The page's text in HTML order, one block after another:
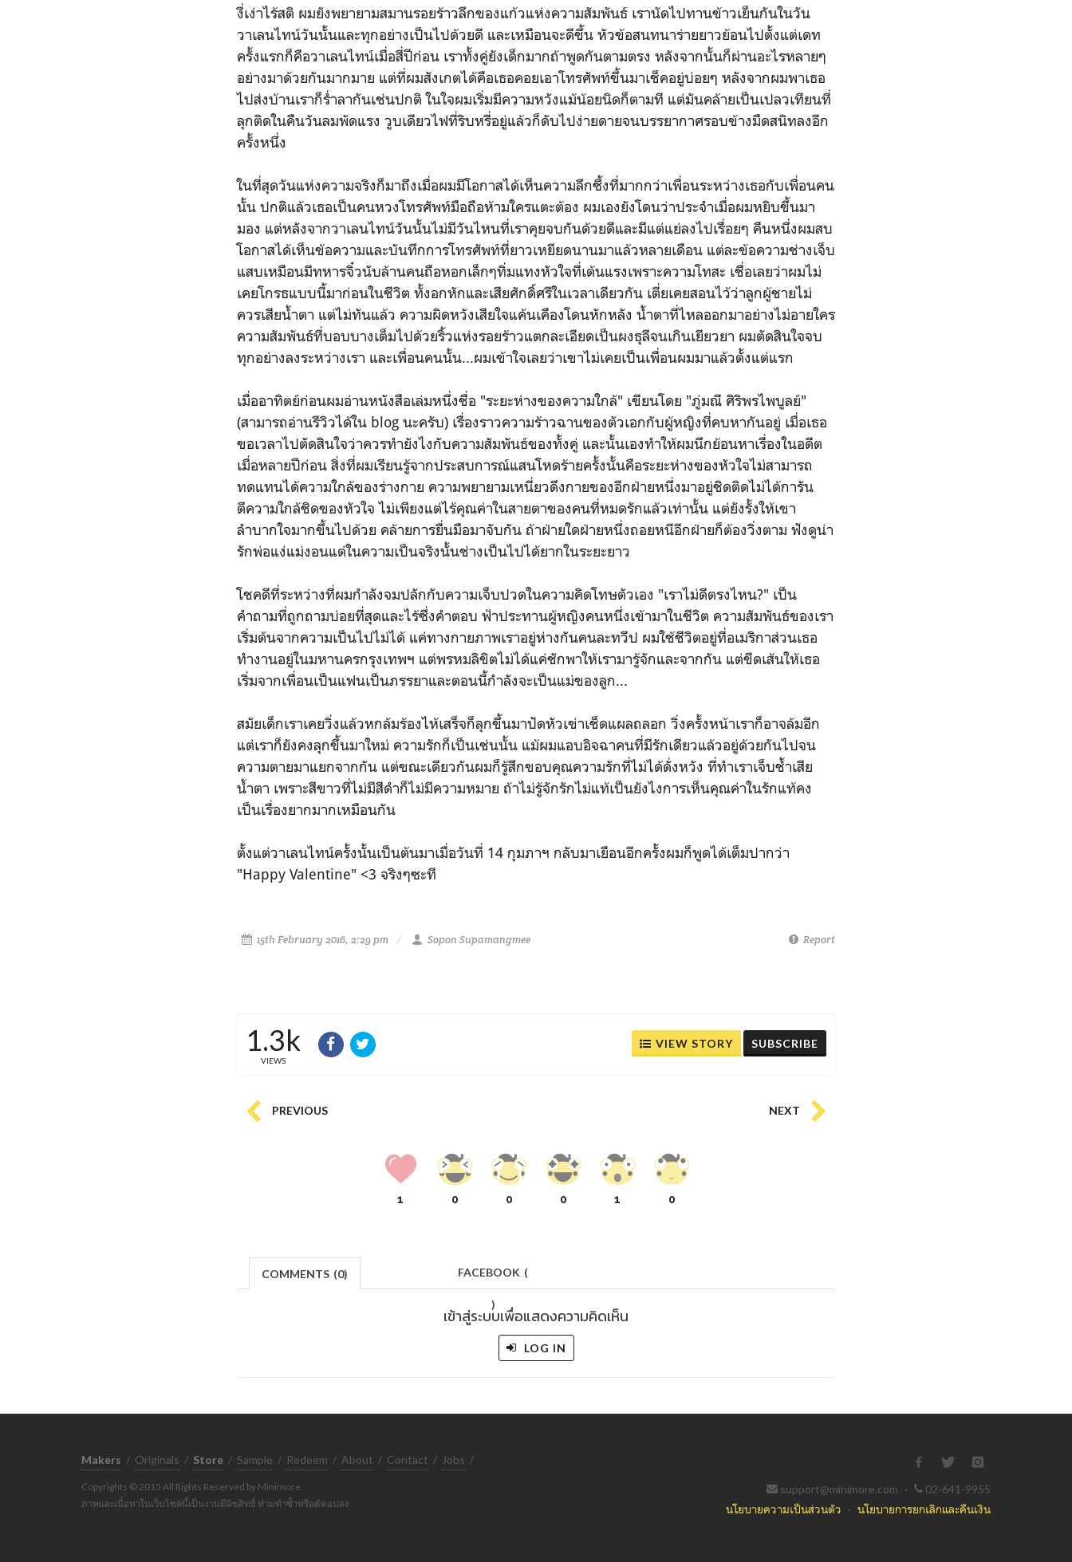
งี่เง่าไร้สติ ผมยังพยายามสมานรอยร้าวลึกของแก้วแห่งความสัมพันธ์ เรานัดไปทานข้าวเย็นกันในวัน
วาเลนไทน์วันนั้นและทุกอย่างเป็นไปด้วยดี และเหมือนจะดีขึ้น หัวข้อสนทนาร่ายยาวย้อนไปตั้งแต่เดท
ครั้งแรกก็คือวาเลนไทน์เมื่อสี่ปีก่อน เราทั้งคู่ยังเด็กมากถ้าพูดกันตามตรง หลังจากนั้นก็ผ่านอะไรหลายๆ
อย่างมาด้วยกันมากมาย แต่ที่ผมสังเกตได้คือเธอคอยเอาโทรศัพท์ขึ้นมาเช็คอยู่บ่อยๆ หลังจากผมพาเธอ
ไปส่งบ้านเราก็ร่ำลากันเช่นปกติ ในใจผมเริ่มมีความหวังแม้น้อยนิดก็ตามที แต่มันคล้ายเป็นเปลวเทียนที่
ลุกติดในคืนวันลมพัดแรง วูบเดียวไฟที่ริบหรี่อยู่แล้วก็ดับไปง่ายดายจนบรรยากาศรอบข้างมืดสนิทลงอีก
ครั้งหนึ่ง
ในที่สุดวันแห่งความจริงก็มาถึงเมื่อผมมีโอกาสได้เห็นความลึกซึ้งที่มากกว่าเพื่อนระหว่างเธอกับเพื่อนคน
นั้น ปกติแล้วเธอเป็นคนหวงโทรศัพท์มือถือห้ามใครแตะต้อง ผมเองยังโดนว่าประจำเมื่อผมหยิบขึ้นมา
มอง แต่หลังจากวาเลนไทน์วันนั้นไม่มีวันไหนที่เราคุยจบกันด้วยดีและมีแต่แย่ลงไปเรื่อยๆ คืนหนึ่งผมสบ
โอกาสได้เห็นข้อความและบันทึกการโทรศัพท์ที่ยาวเหยียดนานมาแล้วหลายเดือน แต่ละข้อความช่างเจ็บ
แสบเหมือนมีทหารจิ๋วนับล้านคนถือหอกเล็กๆทิ่มแทงหัวใจที่เต้นแรงเพราะความโทสะ เชื่อเลยว่าผมไม่
เคยโกรธแบบนี้มาก่อนในชีวิต ทั้งอกหักและเสียศักดิ์ศรีในเวลาเดียวกัน เตี่ยเคยสอนไว้ว่าลูกผู้ชายไม่
ควรเสียน้ำตา แต่ไม่ทันแล้ว ความผิดหวังเสียใจแค้นเคืองโดนหักหลัง น้ำตาที่ไหลออกมาอย่างไม่อายใคร
ความสัมพันธ์ที่บอบบางเต็มไปด้วยริ้วแห่งรอยร้าวแตกละเอียดเป็นผงธุลีจนเกินเยียวยา ผมตัดสินใจจบ
ทุกอย่างลงระหว่างเรา และเพื่อนคนนั้น...ผมเข้าใจเลยว่าเขาไม่เคยเป็นเพื่อนผมมาแล้วตั้งแต่แรก
เมื่ออาทิตย์ก่อนผมอ่านหนังสือเล่มหนึ่งชื่อ "ระยะห่างของความใกล้" เขียนโดย "ภู่มณี ศิริพรไพบูลย์"
(สามารถอ่านรีวิวได้ใน blog นะครับ) เรื่องราวความร้าวฉานของตัวเอกกับผู้หญิงที่คบหากันอยู่ เมื่อเธอ
ขอเวลาไปตัดสินใจว่าควรทำยังไงกับความสัมพันธ์ของทั้งคู่ และนั้นเองทำให้ผมนึกย้อนหาเรื่องในอดีต
เมื่อหลายปีก่อน สิ่งที่ผมเรียนรู้จากประสบการณ์แสนโหดร้ายครั้งนั้นคือระยะห่างของหัวใจไม่สามารถ
ทดแทนได้ความใกล้ของร่างกาย ความพยายามเหนี่ยวดึงกายของอีกฝ่ายหนึ่งมาอยู่ชิดติดไม่ได้การัน
ตีความใกล้ชิดของหัวใจ ไม่เพียงแต่ไร้คุณค่าในสายตาของคนที่หมดรักแล้วเท่านั้น แต่ยังรั้งให้เขา
ลำบากใจมากขึ้นไปด้วย คล้ายการยื่นมือมาจับกัน ถ้าฝ่ายใดฝ่ายหนึ่งถอยหนีอีกฝ่ายก็ต้องวิ่งตาม ฟังดูน่า
รักพ่อแง่แม่งอนแต่ในความเป็นจริงนั้นช่างเป็นไปได้ยากในระยะยาว
โชคดีที่ระหว่างที่ผมกำลังจมปลักกับความเจ็บปวดในความคิดโทษตัวเอง "เราไม่ดีตรงไหน?" เป็น
คำถามที่ถูกถามบ่อยที่สุดและไร้ซึ่งคำตอบ ฟ้าประทานผู้หญิงคนหนึ่งเข้ามาในชีวิต ความสัมพันธ์ของเรา
เริ่มต้นจากความเป็นไปไม่ได้ แค่ทางกายภาพเราอยู่ห่างกันคนละทวีป ผมใช้ชีวิตอยู่ที่อเมริกาส่วนเธอ
ทำงานอยู่ในมหานครกรุงเทพฯ แต่พรหมลิขิตไม่ได้แค่ชักพาให้เรามารู้จักและจากกัน แต่ขีดเส้นให้เธอ
เริ่มจากเพื่อนเป็นแฟนเป็นภรรยาและตอนนี้กำลังจะเป็นแม่ของลูก...
สมัยเด็กเราเคยวิ่งแล้วหกล้มร้องไห้เสร็จก็ลุกขึ้นมาปัดหัวเข่าเช็ดแผลถลอก วิ่งครั้งหน้าเราก็อาจล้มอีก
แต่เราก็ยังคงลุกขึ้นมาใหม่ ความรักก็เป็นเช่นนั้น แม้ผมแอบอิจฉาคนที่มีรักเดียวแล้วอยู่ด้วยกันไปจน
ความตายมาแยกจากกัน แต่ขณะเดียวกันผมก็รู้สึกขอบคุณความรักที่ไม่ได้ดั่งหวัง ที่ทำเราเจ็บช้ำเสีย
น้ำตา เพราะสีขาวที่ไม่มีสีดำก็ไม่มีความหมาย ถ้าไม่รู้จักรักไม่แท้เป็นยังไงการเห็นคุณค่าในรักแท้คง
เป็นเรื่องยากมากเหมือนกัน
ตั้งแต่วาเลนไทน์ครั้งนั้นเป็นต้นมาเมื่อวันที่ 14 กุมภาฯ กลับมาเยือนอีกครั้งผมก็พูดได้เต็มปากว่า
"Happy Valentine" <3 จริงๆซะที
15th February 2016, 2:29 pm Sopon Supamangmee Report
1.3k
VIEWS
VIEW STORY SUBSCRIBE
PREVIOUS NEXT
1 0 0 0 1 0
COMMENTS (0) FACEBOOK (
)
เข้าสู่ระบบเพื่อแสดงความคิดเห็น
LOG IN
Makers / Originals / Store / Sample / Redeem / About / Contact / Jobs /
Copyrights © 2015 All Rights Reserved by Minimore
ภาพและเนื้อหาในเว็บไซต์นี้เป็นงานมีลิขสิทธิ์ ห้ามทำซ้ำหรือดัดแปลง
support@minimore.com ·
02-641-9955
นโยบายความเป็นส่วนตัว · นโยบายการยกเลิกและคืนเงิน